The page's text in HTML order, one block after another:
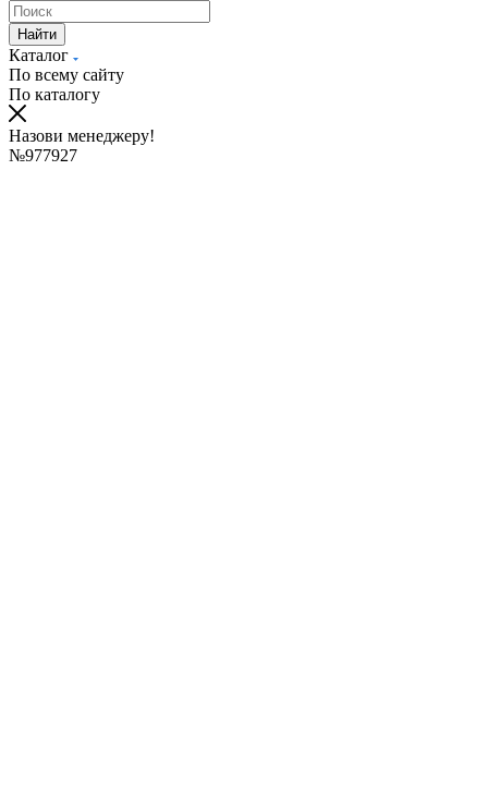
Найти
Каталог
По всему сайту
По каталогу
Назови менеджеру!
№977927